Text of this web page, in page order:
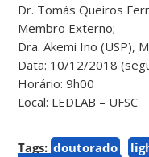
Dr. Tomás Queiros
Membro Externo;
Dra. Akemi Ino (USP),
Data: 10/12/2018
Horário: 9h00
Local: LEDLAB – UFSC
Tags: doutorado